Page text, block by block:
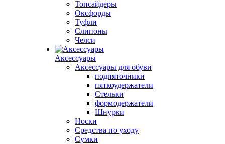
Топсайдеры
Оксфорды
Туфли
Слипоны
Челси
Аксессуары
Аксессуары для обуви
подпяточники
пяткоудержатели
Стельки
формодержатели
Шнурки
Носки
Средства по уходу
Сумки